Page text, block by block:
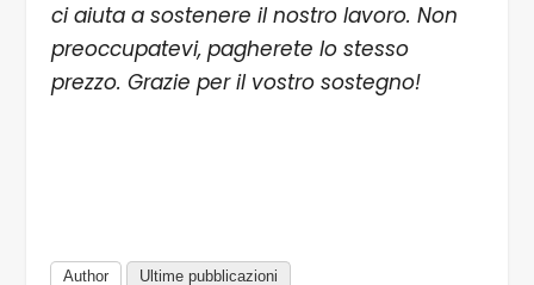
ci aiuta a sostenere il nostro lavoro. Non
preoccupatevi, pagherete lo stesso
prezzo. Grazie per il vostro sostegno!
Author Ultime pubblicazioni